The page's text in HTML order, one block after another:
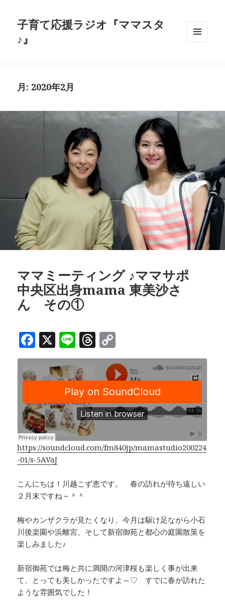
子育て応援ラジオ『ママスタ
♪』
月: 2020年2月
ママミーティング ♪ママサポ
中央区出身mama 東美沙さ
ん その①
F
a
c
e
b
o
o
k
X Li
n
e
T
h
e
a
d
s
o
p
y
Li
n
k
https://soundcloud.com/fm840jp/mamastudio200224
-01/s-5AVaJ
こんにちは！川越こず恵です。 春の訪れが待ち遠しい
２月末ですね～＾＾
梅やカンザクラが見たくなり、今月は駆け足ながら小石
川後楽園や浜離宮、そして新宿御苑と都心の庭園散策を
楽しみました♪
新宿御苑では梅と共に満開の河津桜も楽しく事が出来
て、とっても美しかったですよ～♡ すでに春が訪れた
ような雰囲気でした！